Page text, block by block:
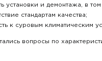
установки и демонтажа, в
стандартам качества;
к суровым климатическим
вопросы по